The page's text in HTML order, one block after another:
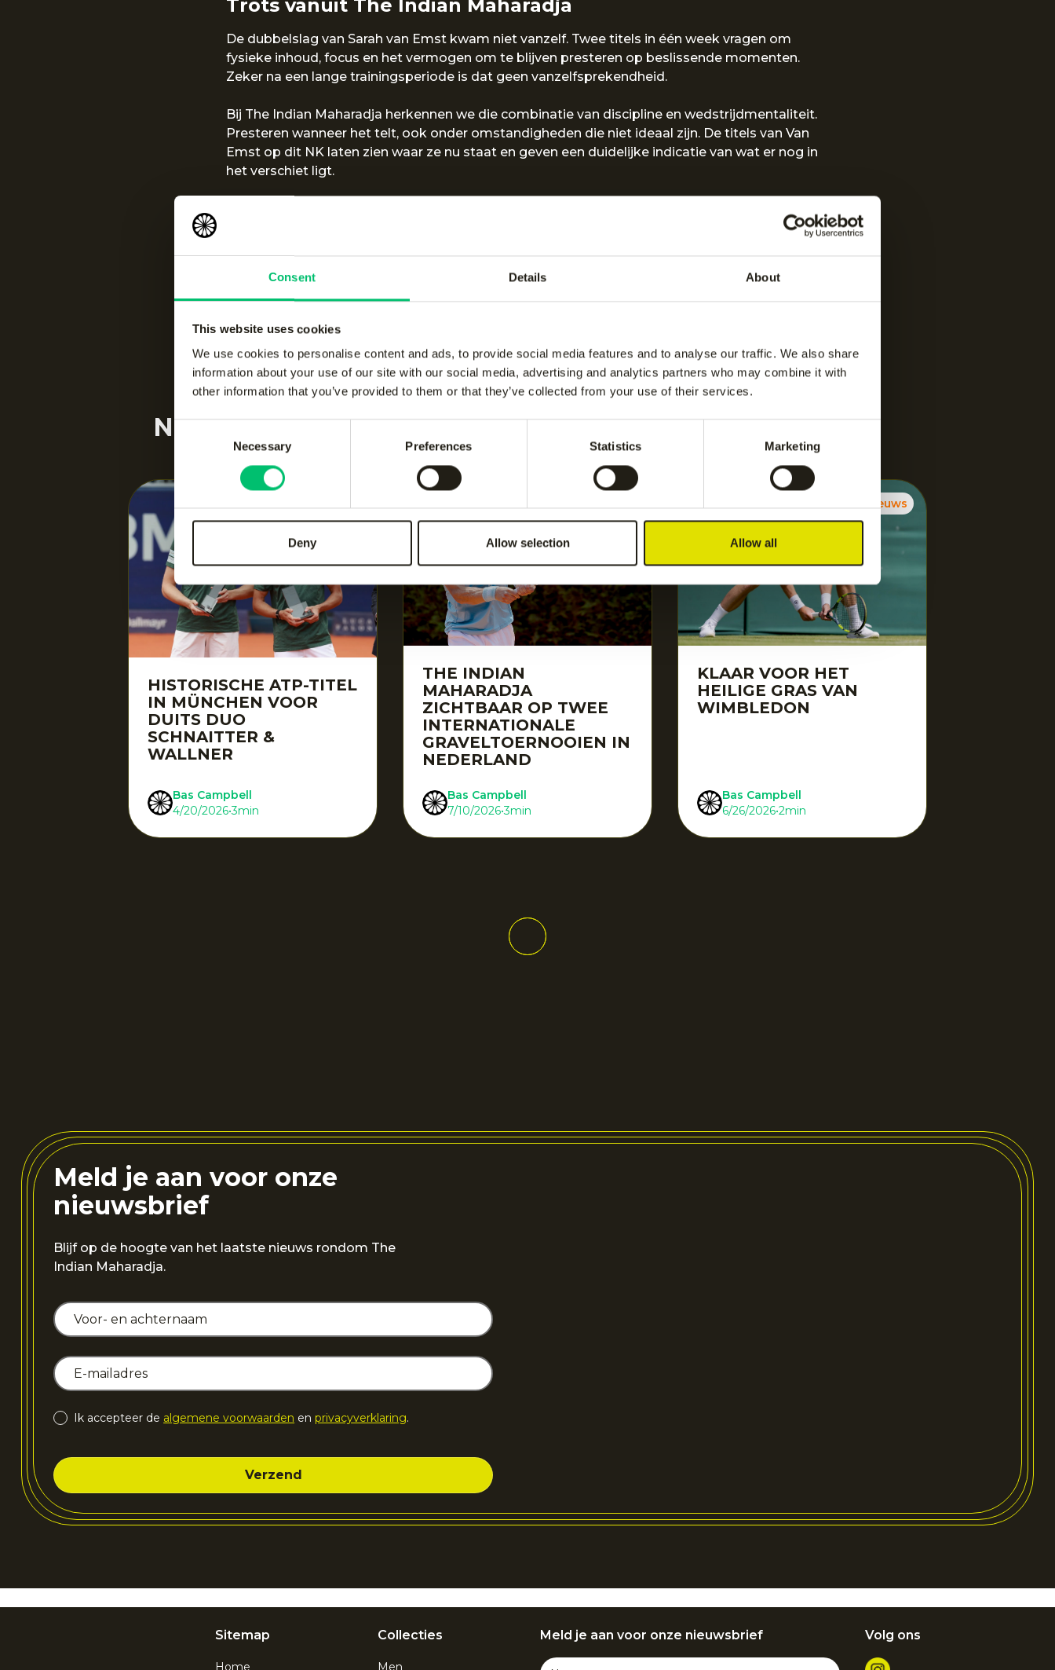
Consent Details About
This website uses cookies
We use cookies to personalise content and ads, to provide social media features and to analyse our traffic. We also share
information about your use of our site with our social media, advertising and analytics partners who may combine it with
other information that you’ve provided to them or that they’ve collected from your use of their services.
Necessary Preferences Statistics Marketing
Deny Allow selection Allow all
Trots vanuit The Indian Maharadja
De dubbelslag van Sarah van Emst kwam niet vanzelf. Twee titels in één week vragen om
fysieke inhoud, focus en het vermogen om te blijven presteren op beslissende momenten.
Zeker na een lange trainingsperiode is dat geen vanzelfsprekendheid.
Bij The Indian Maharadja herkennen we die combinatie van discipline en wedstrijdmentaliteit.
Presteren wanneer het telt, ook onder omstandigheden die niet ideaal zijn. De titels van Van
Emst op dit NK laten zien waar ze nu staat en geven een duidelijke indicatie van wat er nog in
het verschiet ligt.
Nieuwsgierig naar meer?
HISTORISCHE ATP-TITEL
IN MÜNCHEN VOOR
DUITS DUO
SCHNAITTER &
WALLNER
Bas Campbell
4/20/2026•3min
THE INDIAN
MAHARADJA
ZICHTBAAR OP TWEE
INTERNATIONALE
GRAVELTOERNOOIEN IN
NEDERLAND
Bas Campbell
7/10/2026•3min
Nieuws
KLAAR VOOR HET
HEILIGE GRAS VAN
WIMBLEDON
Bas Campbell
6/26/2026•2min
Meld je aan voor onze
nieuwsbrief
Blijf op de hoogte van het laatste nieuws rondom The
Indian Maharadja.
Ik accepteer de algemene voorwaarden enprivacyverklaring.
Sitemap
Home
Collecties
Men
Meld je aan voor onze nieuwsbrief Volg ons